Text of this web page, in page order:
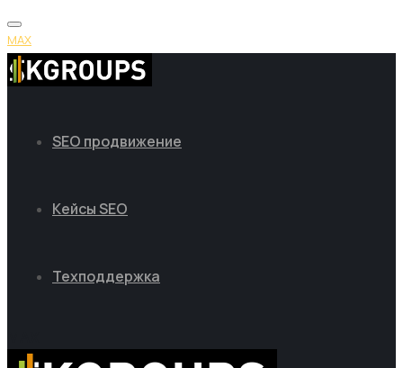
MAX
SEO продвижение
Кейсы SEO
Техподдержка